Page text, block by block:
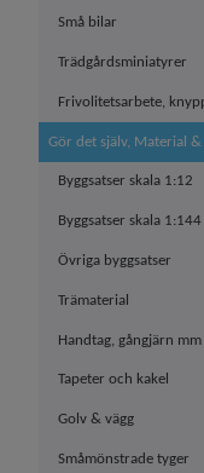
Små bilar
Trädgårdsminiatyrer
Frivolitetsarbete,
Gör det själv, Material
Byggsatser skala 1:12
Byggsatser skala 1:144
Övriga byggsatser
Trämaterial
Handtag, gångjärn mm
Tapeter och kakel
Golv & vägg
Småmönstrade tyger